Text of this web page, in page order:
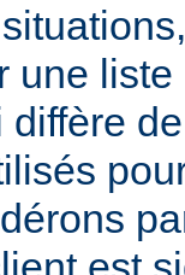
une